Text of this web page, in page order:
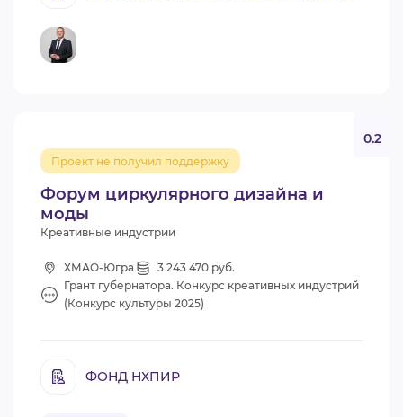
Форум циркулярного дизайна и
моды
Проект не получил поддержку
0.2
Креативные индустрии
ХМАО-Югра
3 243 470 руб.
Грант губернатора. Конкурс креативных индустрий
(Конкурс культуры 2025)
ФОНД НХПИР